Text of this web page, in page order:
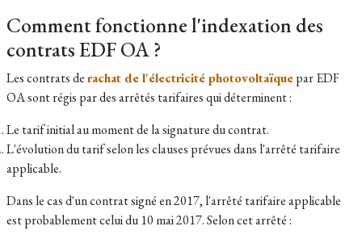
Comment fonctionne l'indexation des
contrats EDF OA ?
Les contrats derachat de l'électricité photovoltaïquepar EDF
OA sont régis par des arrêtés tarifaires qui déterminent :
Le tarif initial au moment de la signature du contrat.
L'évolution du tarif selon les clauses prévues dans l'arrêté tarifaire
applicable.
Dans le cas d'un contrat signé en 2017, l'arrêté tarifaire applicable
est probablement celui du 10 mai 2017. Selon cet arrêté :